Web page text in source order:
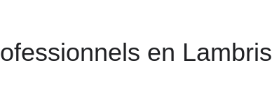
en Lambris